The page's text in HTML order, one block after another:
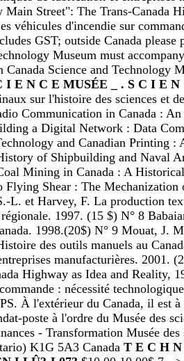
Main Street": The Trans-Canada
véhicules d'incendie sur
GST; outside Canada
Museum must
Canada Science and
I E N C E MUSÉE _ . S C I E
sur l'histoire des sciences et
Communication in Canada :
a Digital Network : Data
and Canadian Printing
of Shipbuilding and Naval
Mining in Canada : A
Flying Shear : The
L. et Harvey, F. La production
1997. (15 $) N° 8
1998.(20$) N° 9 Mouat, J.
des outils manuels au
manufacturières. 2001.
Highway as Idea and Reality,
: nécessité
À l'extérieur du Canada, il est
poste à l'ordre du Musée des
- Transformation Musée
K1G 5A3 Canada T E C H